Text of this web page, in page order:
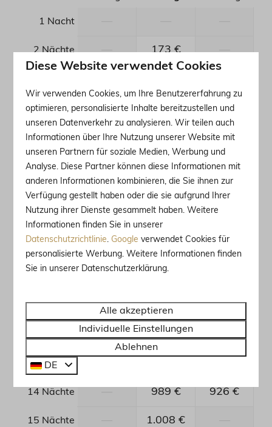
1 Nacht
2 Nächte — 173 € —
4 Nächte — 302 € 292 €
5 Nächte — 375 € 450 €
6 Nächte — 526 € 463 €
7 Nächte — 526 € 463 €
8 Nächte — 546 €
9 Nächte — 619 € —
— 765 € 755 €
12 Nächte — 837 € 913 €
13 Nächte
14 Nächte 989 € 926 €
15 Nächte 1.008 €
Diese Website verwendet Cookies
Wir verwenden Cookies, um Ihre Benutzererfahrung zu
optimieren, personalisierte Inhalte bereitzustellen und
unseren Datenverkehr zu analysieren. Wir teilen auch
Informationen über Ihre Nutzung unserer Website mit
unseren Partnern für soziale Medien, Werbung und
Analyse. Diese Partner können diese Informationen mit
anderen Informationen kombinieren, die Sie ihnen zur
Verfügung gestellt haben oder die sie aufgrund Ihrer
Nutzung ihrer Dienste gesammelt haben. Weitere
Informationen finden Sie in unserer
Datenschutzrichtlinie. Google verwendet Cookies für
personalisierte Werbung. Weitere Informationen finden
Sie in unserer Datenschutzerklärung.
Alle akzeptieren
Individuelle Einstellungen
Ablehnen
DE